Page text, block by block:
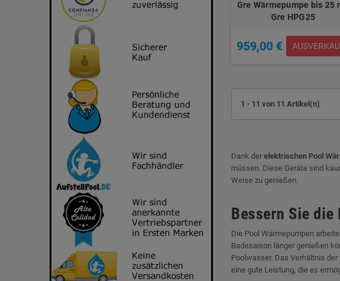
Gre Wärmepumpe bis 25
Gre HPG25
959,00 €
1 - 11 von 11 Artikel(n)
Dank der elektrischen Pool
müssen. Diese Geräte sind
Weise zu genießen.
Bessern Sie die
Die Pool Wärmepumpen
Badesaison länger genießen
Poolwasser. Das Verhältnis
eine gute Leistung, die es